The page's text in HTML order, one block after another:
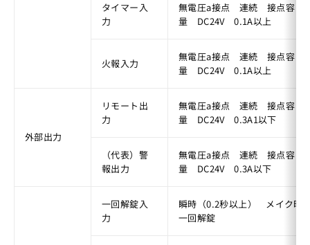
タイマー入
力
無電圧a接点　連続　接点容
量　DC24V　0.1A以上
火報入力
無電圧a接点　連続　接点容
量　DC24V　0.1A以上
外部出力
リモート出
力
無電圧a接点　連続　接点容
量　DC24V　0.3A1以下
（代表）警
報出力
無電圧a接点　連続　接点容
量　DC24V　0.3A以下
一回解錠入
力
瞬時（0.2秒以上）　メイク時
一回解錠